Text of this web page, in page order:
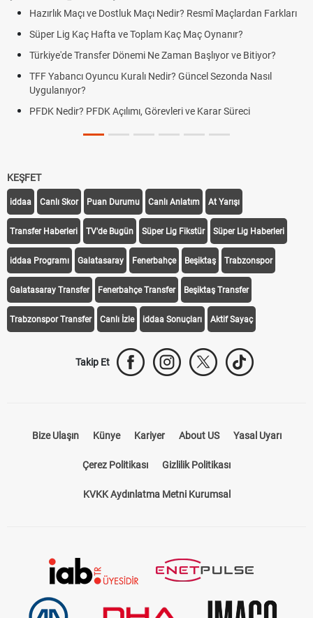
ve Dostluk Maçı Nedir? Resmî Maçlardan Farkları
Hafta ve Toplam Kaç Maç Oynanır?
Dönemi Ne Zaman Başlıyor ve Bitiyor?
Oyuncu Kuralı Nedir? Güncel Sezonda Nasıl
PFDK Açılımı, Görevleri ve Karar Süreci
Puan
Futbol Nasıl
Deplasman
DGS
KEŞFET
iddaa Canlı Skor Puan Durumu Canlı Anlatım At Yarışı
Transfer Haberleri TV'de Bugün Süper Lig Fikstür Süper Lig Haberleri
iddaa Programı Galatasaray Fenerbahçe Beşiktaş Trabzonspor
Galatasaray Transfer Fenerbahçe Transfer Beşiktaş Transfer
Trabzonspor Transfer Canlı İzle iddaa Sonuçları Aktif Sayaç